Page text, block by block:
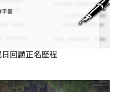
回顧正名歷程